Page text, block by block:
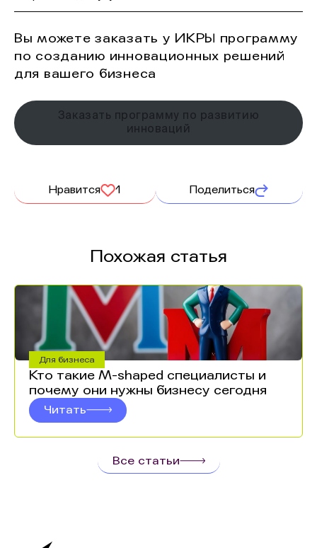
Вы можете заказать у ИКРЫ программу
по созданию инновационных решений
для вашего бизнеса
Заказать программу по развитию
инноваций
Нравится 1 Поделиться
Похожая статья
Для бизнеса
Кто такие M-shaped специалисты и
почему они нужны бизнесу сегодня
Читать
Все статьи